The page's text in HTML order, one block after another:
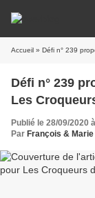
Accueil » Défi n° 239
Défi n° 239
Les
Publié le 28/09/2020
Par François & Marie